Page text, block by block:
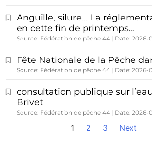
Anguille, silure… La
en cette fin de printemps…
Source: Fédération de pêche 44 Date: 2026-
Fête Nationale de la Pêche
Source: Fédération de pêche 44 Date: 2026-
consultation publique sur
Brivet
Source: Fédération de pêche 44 Date: 2026-
1 2 3 Next